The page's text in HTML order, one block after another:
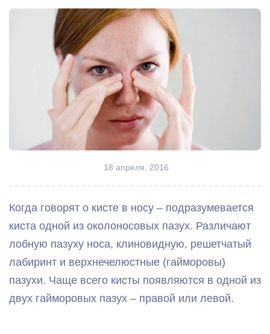
18 апреля, 2016
Когда говорят о кисте в носу – подразумевается
киста одной из околоносовых пазух. Различают
лобную пазуху носа, клиновидную, решетчатый
лабиринт и верхнечелюстные (гайморовы)
пазухи. Чаще всего кисты появляются в одной из
двух гайморовых пазух – правой или левой.